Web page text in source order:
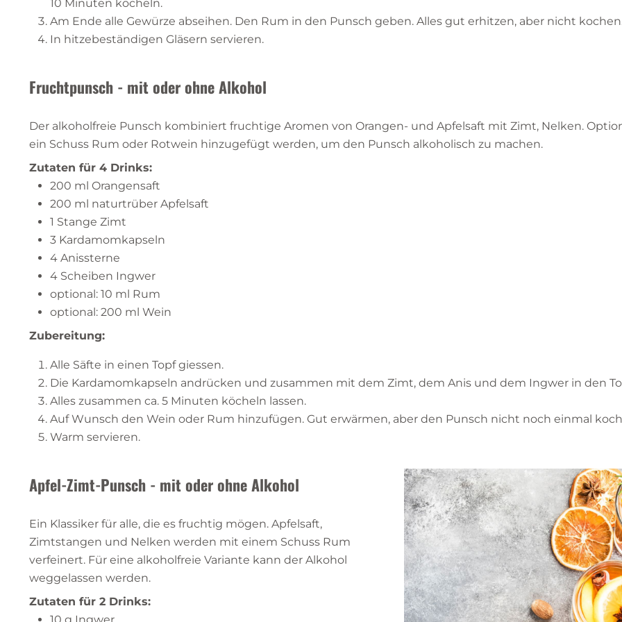
10 Minuten köcheln.
Am Ende alle Gewürze abseihen. Den Rum in den Punsch geben. Alles gut erhitzen, aber nicht
In hitzebeständigen Gläsern servieren.
Fruchtpunsch - mit oder ohne Alkohol
Der alkoholfreie Punsch kombiniert fruchtige Aromen von Orangen- und Apfelsaft mit Zimt, Nelken.
ein Schuss Rum oder Rotwein hinzugefügt werden, um den Punsch alkoholisch zu machen.
Zutaten für 4 Drinks:
200 ml Orangensaft
200 ml naturtrüber Apfelsaft
1 Stange Zimt
3 Kardamomkapseln
4 Anissterne
4 Scheiben Ingwer
optional: 10 ml Rum
optional: 200 ml Wein
Zubereitung:
Alle Säfte in einen Topf giessen.
Die Kardamomkapseln andrücken und zusammen mit dem Zimt, dem Anis und dem Ingwer in den
Alles zusammen ca. 5 Minuten köcheln lassen.
Auf Wunsch den Wein oder Rum hinzufügen. Gut erwärmen, aber den Punsch nicht noch einmal
Warm servieren.
Apfel-Zimt-Punsch - mit oder ohne Alkohol
Ein Klassiker für alle, die es fruchtig mögen. Apfelsaft,
Zimtstangen und Nelken werden mit einem Schuss Rum
verfeinert. Für eine alkoholfreie Variante kann der Alkohol
weggelassen werden.
Zutaten für 2 Drinks: